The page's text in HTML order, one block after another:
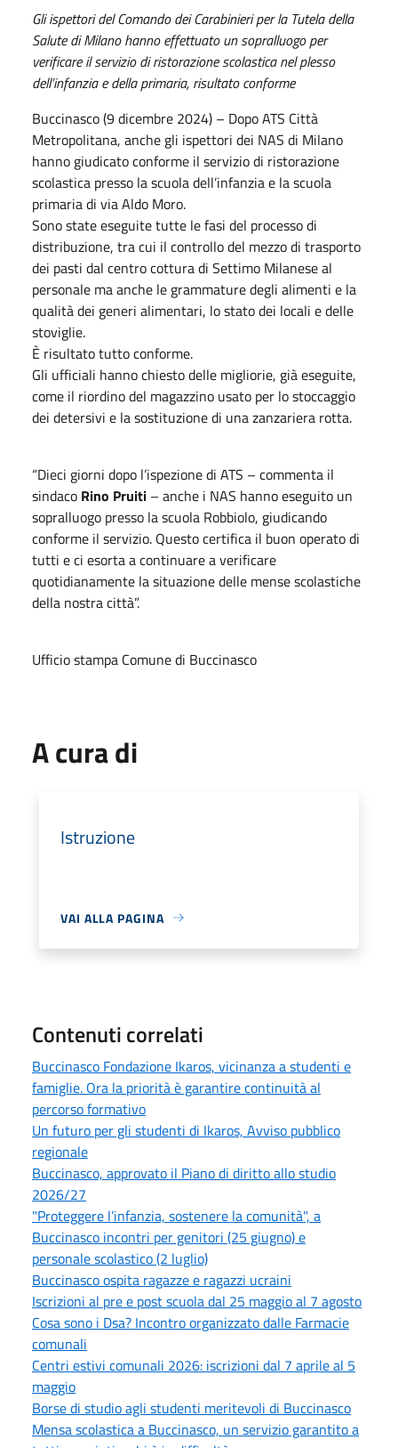
Gli ispettori del Comando dei Carabinieri per la Tutela della
Salute di Milano hanno effettuato un sopralluogo per
verificare il servizio di ristorazione scolastica nel plesso
dell’infanzia e della primaria, risultato conforme
Buccinasco (9 dicembre 2024) – Dopo ATS Città
Metropolitana, anche gli ispettori dei NAS di Milano
hanno giudicato conforme il servizio di ristorazione
scolastica presso la scuola dell’infanzia e la scuola
primaria di via Aldo Moro.
Sono state eseguite tutte le fasi del processo di
distribuzione, tra cui il controllo del mezzo di trasporto
dei pasti dal centro cottura di Settimo Milanese al
personale ma anche le grammature degli alimenti e la
qualità dei generi alimentari, lo stato dei locali e delle
stoviglie.
È risultato tutto conforme.
Gli ufficiali hanno chiesto delle migliorie, già eseguite,
come il riordino del magazzino usato per lo stoccaggio
dei detersivi e la sostituzione di una zanzariera rotta.
“Dieci giorni dopo l’ispezione di ATS – commenta il
sindaco Rino Pruiti – anche i NAS hanno eseguito un
sopralluogo presso la scuola Robbiolo, giudicando
conforme il servizio. Questo certifica il buon operato di
tutti e ci esorta a continuare a verificare
quotidianamente la situazione delle mense scolastiche
della nostra città”.
Ufficio stampa Comune di Buccinasco
A cura di
Istruzione
VAI ALLA PAGINA
Contenuti correlati
Buccinasco Fondazione Ikaros, vicinanza a studenti e
famiglie. Ora la priorità è garantire continuità al
percorso formativo
Un futuro per gli studenti di Ikaros, Avviso pubblico
regionale
Buccinasco, approvato il Piano di diritto allo studio
2026/27
"Proteggere l’infanzia, sostenere la comunità", a
Buccinasco incontri per genitori (25 giugno) e
personale scolastico (2 luglio)
Buccinasco ospita ragazze e ragazzi ucraini
Iscrizioni al pre e post scuola dal 25 maggio al 7 agosto
Cosa sono i Dsa? Incontro organizzato dalle Farmacie
comunali
Centri estivi comunali 2026: iscrizioni dal 7 aprile al 5
maggio
Borse di studio agli studenti meritevoli di Buccinasco
Mensa scolastica a Buccinasco, un servizio garantito a